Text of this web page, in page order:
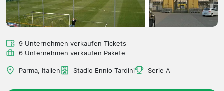
9 Unternehmen verkaufen Tickets
6 Unternehmen verkaufen Pakete
Parma, Italien Stadio Ennio Tardini Serie A